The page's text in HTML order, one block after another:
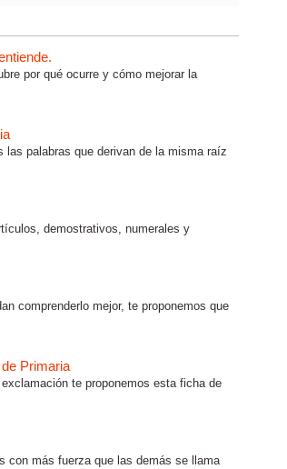
por qué ocurre y cómo mejorar la
las palabras que derivan de la misma raíz
demostrativos, numerales y
comprenderlo mejor, te proponemos que
Primaria
te proponemos esta ficha de
con más fuerza que las demás se llama